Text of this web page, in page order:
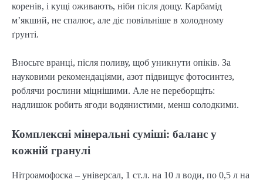
коренів, і кущі оживають, ніби після дощу. Карбамід
м’якший, не спалює, але діє повільніше в холодному
ґрунті.
Вносьте вранці, після поливу, щоб уникнути опіків. За
науковими рекомендаціями, азот підвищує фотосинтез,
роблячи рослини міцнішими. Але не переборщіть:
надлишок робить ягоди водянистими, менш солодкими.
Комплексні мінеральні суміші: баланс у
кожній гранулі
Нітроамофоска – універсал, 1 ст.л. на 10 л води, по 0,5 л на